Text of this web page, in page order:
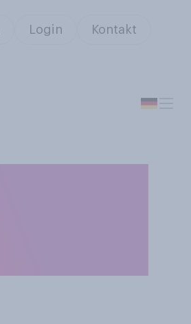
Login Kontakt